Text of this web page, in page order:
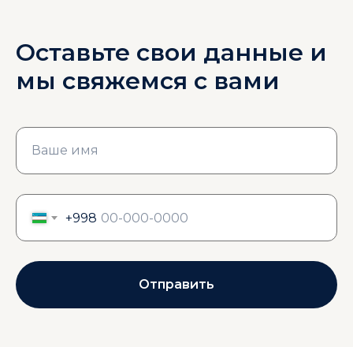
Оставьте свои данные и
мы свяжемся с вами
Ваше имя
+998
Отправить